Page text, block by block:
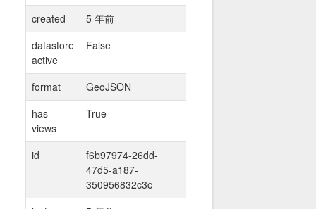
created
5 年前
datastore
active
False
format
GeoJSON
has
views
True
id
f6b97974-26dd-
47d5-a187-
350956832c3c